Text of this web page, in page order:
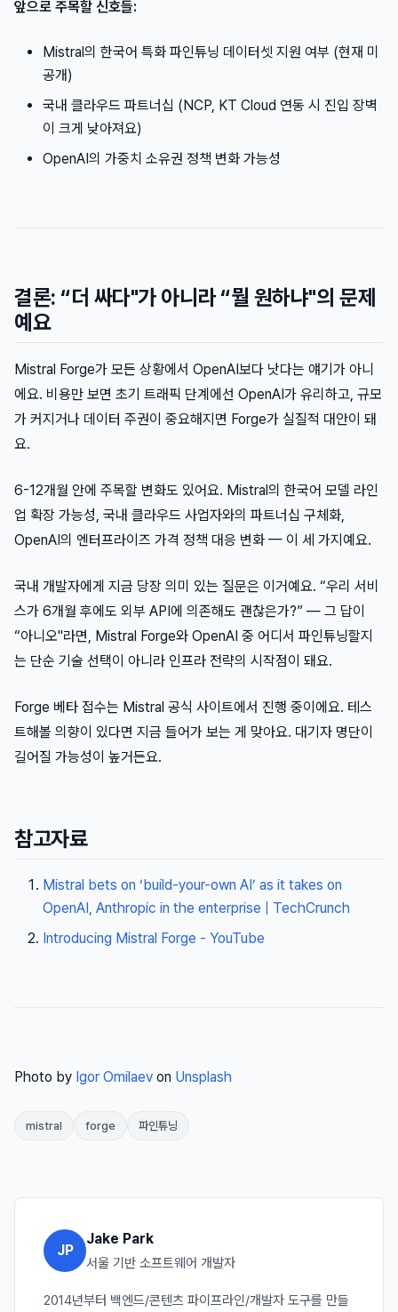
앞으로 주목할 신호들:
Mistral의 한국어 특화 파인튜닝 데이터셋 지원 여부 (현재 미
공개)
국내 클라우드 파트너십 (NCP, KT Cloud 연동 시 진입 장벽
이 크게 낮아져요)
OpenAI의 가중치 소유권 정책 변화 가능성
결론: “더 싸다"가 아니라 “뭘 원하냐"의 문제
예요
Mistral Forge가 모든 상황에서 OpenAI보다 낫다는 얘기가 아니
에요. 비용만 보면 초기 트래픽 단계에선 OpenAI가 유리하고, 규모
가 커지거나 데이터 주권이 중요해지면 Forge가 실질적 대안이 돼
요.
6-12개월 안에 주목할 변화도 있어요. Mistral의 한국어 모델 라인
업 확장 가능성, 국내 클라우드 사업자와의 파트너십 구체화,
OpenAI의 엔터프라이즈 가격 정책 대응 변화 — 이 세 가지예요.
국내 개발자에게 지금 당장 의미 있는 질문은 이거예요. “우리 서비
스가 6개월 후에도 외부 API에 의존해도 괜찮은가?” — 그 답이
“아니오"라면, Mistral Forge와 OpenAI 중 어디서 파인튜닝할지
는 단순 기술 선택이 아니라 인프라 전략의 시작점이 돼요.
Forge 베타 접수는 Mistral 공식 사이트에서 진행 중이에요. 테스
트해볼 의향이 있다면 지금 들어가 보는 게 맞아요. 대기자 명단이
길어질 가능성이 높거든요.
참고자료
Mistral bets on ‘build-your-own AI’ as it takes on
OpenAI, Anthropic in the enterprise | TechCrunch
Introducing Mistral Forge - YouTube
Photo by Igor Omilaev on Unsplash
mistral forge 파인튜닝
JP
Jake Park
서울 기반 소프트웨어 개발자
2014년부터 백엔드/콘텐츠 파이프라인/개발자 도구를 만들